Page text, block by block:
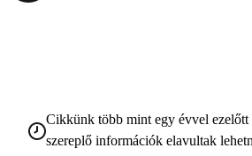
Cikkünk több mint egy évvel ezelőtt
szereplő információk elavultak